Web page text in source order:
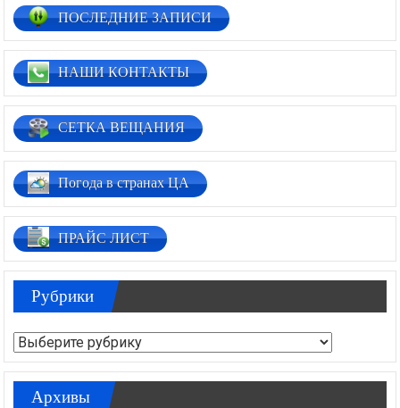
ПОСЛЕДНИЕ ЗАПИСИ
НАШИ КОНТАКТЫ
СЕТКА ВЕЩАНИЯ
Погода в странах ЦА
ПРАЙС ЛИСТ
Рубрики
Рубрики
Архивы